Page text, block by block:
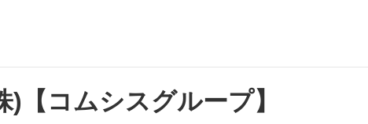
【コムシスグループ】